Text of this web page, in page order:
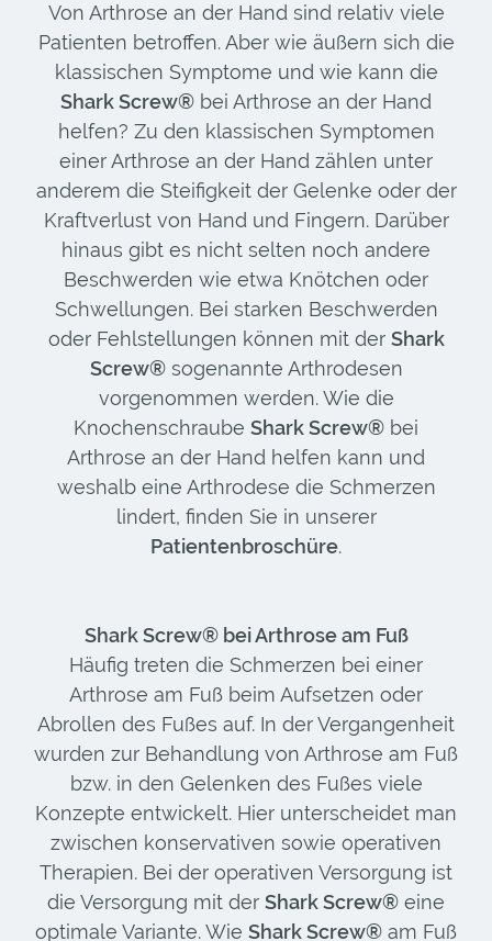
Von Arthrose an der Hand sind relativ viele
Patienten betroffen. Aber wie äußern sich die
klassischen Symptome und wie kann die
Shark Screw® bei Arthrose an der Hand
helfen? Zu den klassischen Symptomen
einer Arthrose an der Hand zählen unter
anderem die Steifigkeit der Gelenke oder der
Kraftverlust von Hand und Fingern. Darüber
hinaus gibt es nicht selten noch andere
Beschwerden wie etwa Knötchen oder
Schwellungen. Bei starken Beschwerden
oder Fehlstellungen können mit der Shark
Screw®sogenannte Arthrodesen
vorgenommen werden. Wie die
Knochenschraube Shark Screw® bei
Arthrose an der Hand helfen kann und
weshalb eine Arthrodese die Schmerzen
lindert, finden Sie in unserer
Patientenbroschüre.
Shark Screw® bei Arthrose am Fuß
Häufig treten die Schmerzen bei einer
Arthrose am Fuß beim Aufsetzen oder
Abrollen des Fußes auf. In der Vergangenheit
wurden zur Behandlung von Arthrose am Fuß
bzw. in den Gelenken des Fußes viele
Konzepte entwickelt. Hier unterscheidet man
zwischen konservativen sowie operativen
Therapien. Bei der operativen Versorgung ist
die Versorgung mit der Shark Screw® eine
optimale Variante. Wie Shark Screw® am Fuß